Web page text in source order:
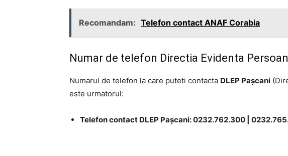
Recomandam: Telefon contact ANAF Corabia
Numar de telefon Directia Evidenta
Numarul de telefon la care puteti contacta DLEP Pașcani
este urmatorul:
Telefon contact DLEP Pașcani: 0232.762.300 |